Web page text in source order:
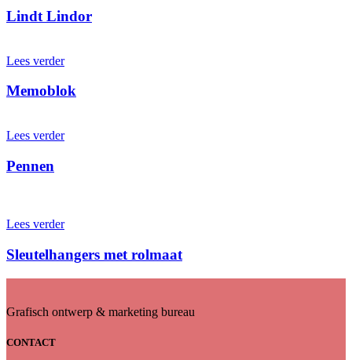
Lindt Lindor
Lees verder
Memoblok
Lees verder
Pennen
Lees verder
Sleutelhangers met rolmaat
Grafisch ontwerp & marketing bureau
CONTACT